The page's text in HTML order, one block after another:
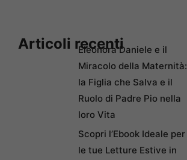
Articoli recentiEleonora Daniele e il
Miracolo della Maternità:
la Figlia che Salva e il
Ruolo di Padre Pio nella
loro Vita
Scopri l’Ebook Ideale per
le tue Letture Estive in